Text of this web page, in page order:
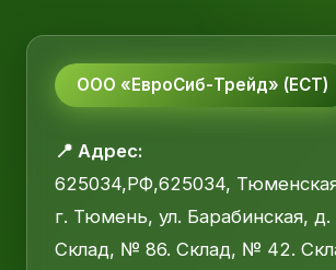
ООО «ЕвроСиб-Трейд» (ЕСТ)
📍 Адрес:
625034,РФ,625034,
г. Тюмень, ул. Барабинская, д.
Склад, № 86. Склад, № 42.